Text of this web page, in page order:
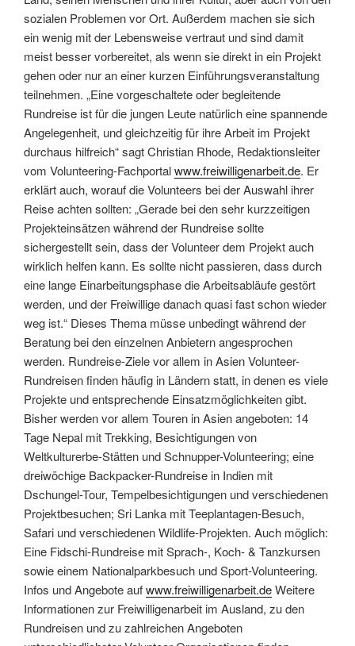
sozialen Problemen vor Ort. Außerdem machen sie sich
ein wenig mit der Lebensweise vertraut und sind damit
meist besser vorbereitet, als wenn sie direkt in ein Projekt
gehen oder nur an einer kurzen Einführungsveranstaltung
teilnehmen. „Eine vorgeschaltete oder begleitende
Rundreise ist für die jungen Leute natürlich eine spannende
Angelegenheit, und gleichzeitig für ihre Arbeit im Projekt
durchaus hilfreich“ sagt Christian Rhode, Redaktionsleiter
vom Volunteering-Fachportalwww.freiwilligenarbeit.de. Er
erklärt auch, worauf die Volunteers bei der Auswahl ihrer
Reise achten sollten: „Gerade bei den sehr kurzzeitigen
Projekteinsätzen während der Rundreise sollte
sichergestellt sein, dass der Volunteer dem Projekt auch
wirklich helfen kann. Es sollte nicht passieren, dass durch
eine lange Einarbeitungsphase die Arbeitsabläufe gestört
werden, und der Freiwillige danach quasi fast schon wieder
weg ist.“ Dieses Thema müsse unbedingt während der
Beratung bei den einzelnen Anbietern angesprochen
werden. Rundreise-Ziele vor allem in Asien Volunteer-
Rundreisen finden häufig in Ländern statt, in denen es viele
Projekte und entsprechende Einsatzmöglichkeiten gibt.
Bisher werden vor allem Touren in Asien angeboten: 14
Tage Nepal mit Trekking, Besichtigungen von
Weltkulturerbe-Stätten und Schnupper-Volunteering; eine
dreiwöchige Backpacker-Rundreise in Indien mit
Dschungel-Tour, Tempelbesichtigungen und verschiedenen
Projektbesuchen; Sri Lanka mit Teeplantagen-Besuch,
Safari und verschiedenen Wildlife-Projekten. Auch möglich:
Eine Fidschi-Rundreise mit Sprach-, Koch- & Tanzkursen
sowie einem Nationalparkbesuch und Sport-Volunteering.
Infos und Angebote aufwww.freiwilligenarbeit.deWeitere
Informationen zur Freiwilligenarbeit im Ausland, zu den
Rundreisen und zu zahlreichen Angeboten